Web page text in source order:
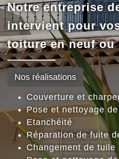
Notre entreprise
intervient pour
toiture en neuf ou
Nos réalisations
Couverture et
Pose et nettoyage
Etanchéité
Réparation de fuite
Changement de tuile